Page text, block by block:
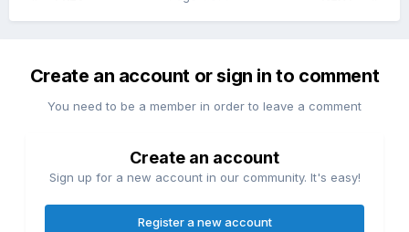
Create an account or sign in to comment
You need to be a member in order to leave a comment
Create an account
Sign up for a new account in our community. It's easy!
Register a new account